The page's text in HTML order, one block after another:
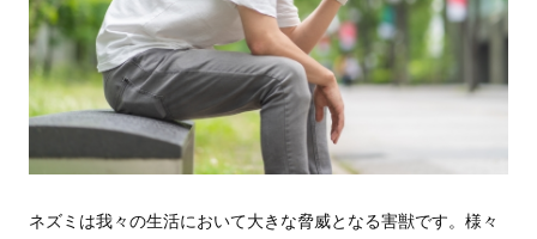
ネズミは我々の生活において大きな脅威となる害獣です。様々